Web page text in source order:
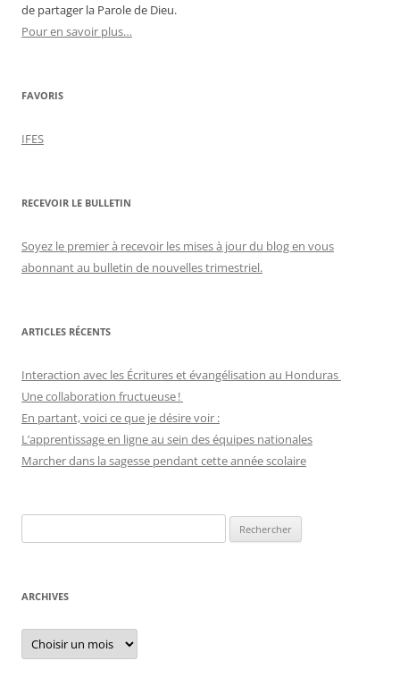
de partager la Parole de Dieu.
Pour en savoir plus…
FAVORIS
IFES
RECEVOIR LE BULLETIN
Soyez le premier à recevoir les mises à jour du blog en vous
abonnant au bulletin de nouvelles trimestriel.
ARTICLES RÉCENTS
Interaction avec les Écritures et évangélisation au Honduras
Une collaboration fructueuse !
En partant, voici ce que je désire voir :
L’apprentissage en ligne au sein des équipes nationales
Marcher dans la sagesse pendant cette année scolaire
pour :
ARCHIVES
Archives